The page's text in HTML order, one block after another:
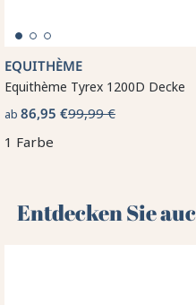
EQUITHÈME
Equithème Tyrex 1200D Decke
ab 86,95 €99,99 €
1 Farbe
Entdecken Sie